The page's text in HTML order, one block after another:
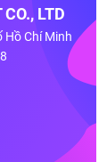
LTD
Hồ Chí Minh